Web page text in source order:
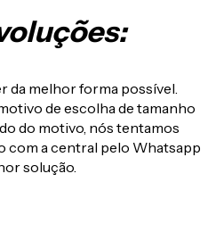
da melhor forma possível.
de escolha de tamanho
do motivo, nós tentamos
com a central pelo Whatsapp
solução.